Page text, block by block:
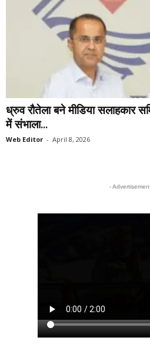
ध्रुव रौतेला बने मीडिया सलाहकार
में संभाला...
Web Editor - April 8, 2026
-